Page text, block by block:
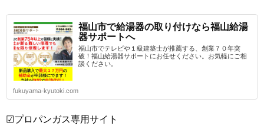
福山市で給湯器の取り付けなら福山給湯
器サポートへ
福山市でテレビや１級建築士が推薦する、創業７０年突
破！福山給湯器サポートにお任せください。お気軽にご相
談ください。
fukuyama-kyutoki.com
☑プロパンガス専用サイト